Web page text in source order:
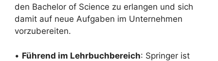
den Bachelor of Science zu erlangen und sich
damit auf neue Aufgaben im Unternehmen
vorzubereiten.
• Führend im Lehrbuchbereich: Springer ist